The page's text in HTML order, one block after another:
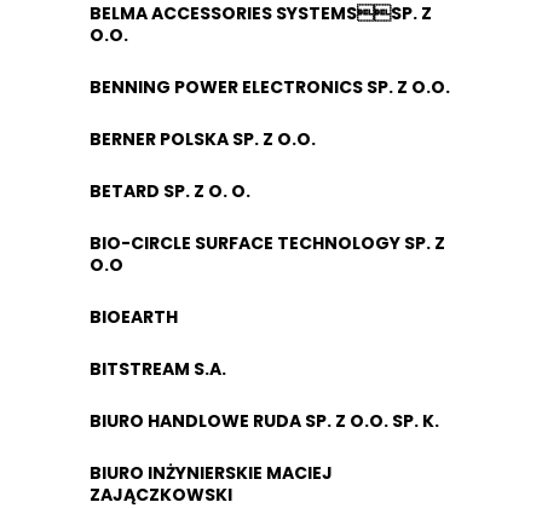
BELMA ACCESSORIES SYSTEMSSP. Z
O.O.
BENNING POWER ELECTRONICS SP. Z O.O.
BERNER POLSKA SP. Z O.O.
BETARD SP. Z O. O.
BIO-CIRCLE SURFACE TECHNOLOGY SP. Z
O.O
BIOEARTH
BITSTREAM S.A.
BIURO HANDLOWE RUDA SP. Z O.O. SP. K.
BIURO INŻYNIERSKIE MACIEJ
ZAJĄCZKOWSKI